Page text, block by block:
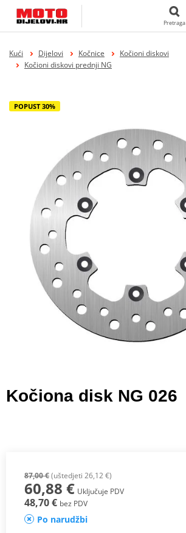
Pretraga
Kući Dijelovi Kočnice
Kočioni diskovi
Kočioni diskovi prednji NG
POPUST 30%
Kočiona disk NG 026
87,00 €(uštedjeti 26,12 €)
60,88 € Uključuje PDV
48,70 € bez PDV
Po narudžbi